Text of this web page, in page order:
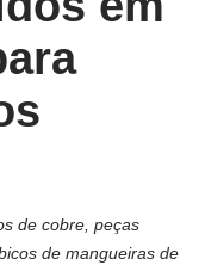
de cobre, peças
de mangueiras de